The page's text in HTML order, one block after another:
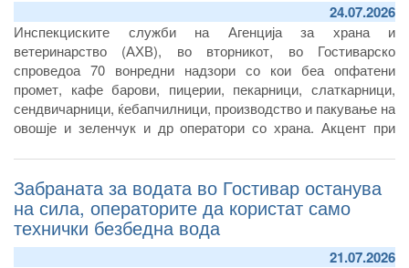
24.07.2026
Инспекциските служби на Агенција за храна и
ветеринарство (АХВ), во вторникот, во Гостиварско
спроведоа 70 вонредни надзори со кои беа опфатени
промет, кафе барови, пицерии, пекарници, слаткарници,
сендвичарници, ќебапчилници, производство и пакување на
овошје и зеленчук и др оператори со храна. Акцент при
од овој регион ја почитуваат донесената забрана на АХВ за
употреба на водата од гостиварскиот водоснабдителен
систем.
Забраната за водата во Гостивар останува
на сила, операторите да користат само
технички безбедна вода
21.07.2026